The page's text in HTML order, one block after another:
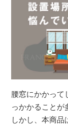
腰窓にかかって
っかかることが
しかし、本商